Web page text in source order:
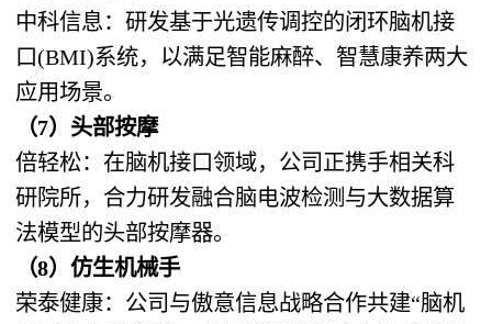
中科信息：研发基于光遗传调控的闭环脑机接
口(BMI)系统，以满足智能麻醉、智慧康养两大
应用场景。
（7）头部按摩
倍轻松：在脑机接口领域，公司正携手相关科
研院所，合力研发融合脑电波检测与大数据算
法模型的头部按摩器。
（8）仿生机械手
荣泰健康：公司与傲意信息战略合作共建“脑机